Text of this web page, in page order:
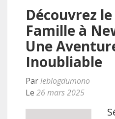
Découvrez
Famille à
Une
Inoubliable
Parleblogdumono
Le 26 mars 2025